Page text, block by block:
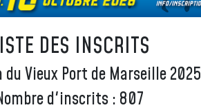
DES INSCRITS
du Vieux Port de Marseille 2025
d'inscrits : 807